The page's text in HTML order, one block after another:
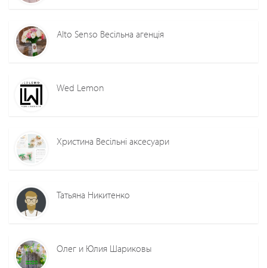
Alto Senso Весільна агенція
Wed Lemon
Христина Весільні аксесуари
Татьяна Никитенко
Олег и Юлия Шариковы